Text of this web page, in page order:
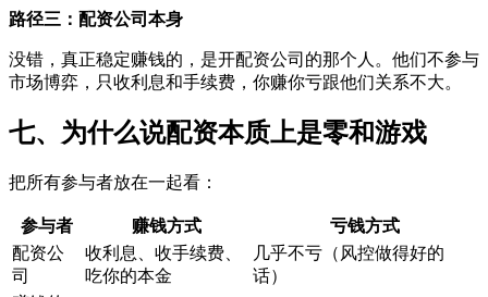
路径三：配资公司本身
没错，真正稳定赚钱的，是开配资公司的那个人。他们不参与
市场博弈，只收利息和手续费，你赚你亏跟他们关系不大。
七、为什么说配资本质上是零和游戏
把所有参与者放在一起看：
参与者 赚钱方式
亏钱方式
配资公
司
收利息、收手续费、
吃你的本金
几乎不亏（风控做得好的
话）